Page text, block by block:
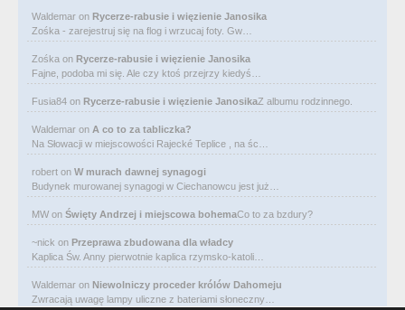
Waldemar on Rycerze-rabusie i więzienie Janosika
Zośka - zarejestruj się na flog i wrzucaj foty. Gw…
Zośka on Rycerze-rabusie i więzienie Janosika
Fajne, podoba mi się. Ale czy ktoś przejrzy kiedyś…
Fusia84 on Rycerze-rabusie i więzienie JanosikaZ albumu rodzinnego.
Waldemar on A co to za tabliczka?
Na Słowacji w miejscowości Rajecké Teplice , na śc…
robert on W murach dawnej synagogi
Budynek murowanej synagogi w Ciechanowcu jest już…
MW on Święty Andrzej i miejscowa bohemaCo to za bzdury?
~nick on Przeprawa zbudowana dla władcy
Kaplica Św. Anny pierwotnie kaplica rzymsko-katoli…
Waldemar on Niewolniczy proceder królów Dahomeju
Zwracają uwagę lampy uliczne z bateriami słoneczny…